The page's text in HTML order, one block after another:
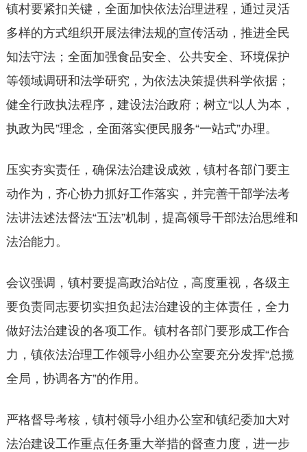
镇村要紧扣关键，全面加快依法治理进程，通过灵活
多样的方式组织开展法律法规的宣传活动，推进全民
知法守法；全面加强食品安全、公共安全、环境保护
等领域调研和法学研究，为依法决策提供科学依据；
健全行政执法程序，建设法治政府；树立“以人为本，
执政为民”理念，全面落实便民服务“一站式”办理。
压实夯实责任，确保法治建设成效，镇村各部门要主
动作为，齐心协力抓好工作落实，并完善干部学法考
法讲法述法督法“五法”机制，提高领导干部法治思维和
法治能力。
会议强调，镇村要提高政治站位，高度重视，各级主
要负责同志要切实担负起法治建设的主体责任，全力
做好法治建设的各项工作。镇村各部门要形成工作合
力，镇依法治理工作领导小组办公室要充分发挥“总揽
全局，协调各方”的作用。
严格督导考核，镇村领导小组办公室和镇纪委加大对
法治建设工作重点任务重大举措的督查力度，进一步